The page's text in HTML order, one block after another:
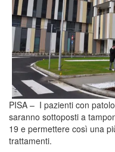
PISA – I pazienti con
saranno sottoposti a
19 e permettere così una
trattamenti.